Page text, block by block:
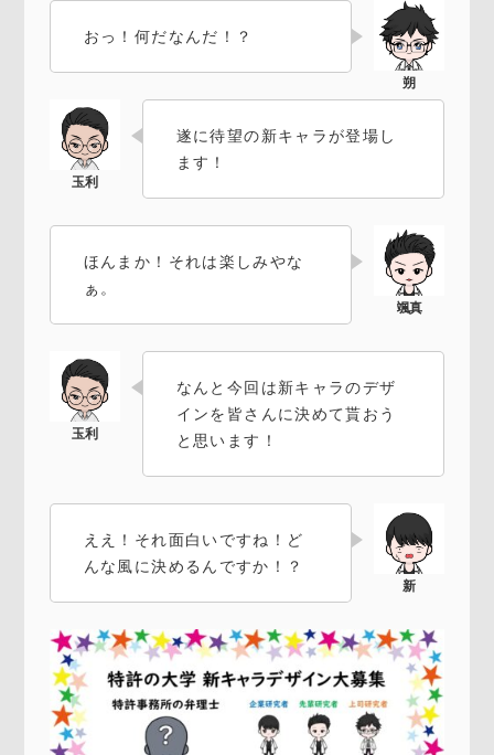
おっ！何だなんだ！？
遂に待望の新キャラが登場し
ます！
ほんまか！それは楽しみやな
ぁ。
なんと今回は新キャラのデザ
インを皆さんに決めて貰おう
と思います！
ええ！それ面白いですね！ど
んな風に決めるんですか！？